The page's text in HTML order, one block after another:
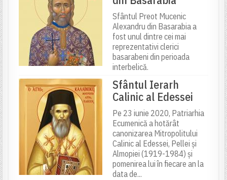
Sfântul Preot Mucenic
Alexandru din Basarabia a
fost unul dintre cei mai
reprezentativi clerici
basarabeni din perioada
interbelică.
Sfântul Ierarh
Calinic al Edessei
Pe 23 iunie 2020, Patriarhia
Ecumenică a hotărât
canonizarea Mitropolitului
Calinic al Edessei, Pellei și
Almopiei (1919-1984) și
pomenirea lui în fiecare an la
data de...